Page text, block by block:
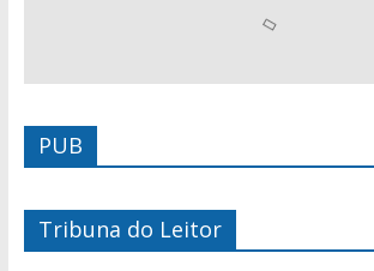
PUB
Tribuna do Leitor